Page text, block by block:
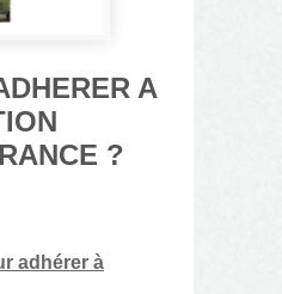
A
?
adhérer à